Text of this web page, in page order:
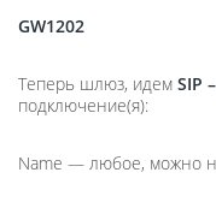
GW1202
Теперь шлюз, идем SIP –
подключение(я):
Name — любое, можно